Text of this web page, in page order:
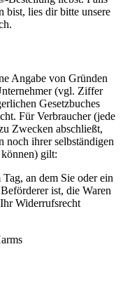
bist, lies dir bitte unsere
Angabe von Gründen
(vgl. Ziffer
Gesetzbuches
Für Verbraucher (jede
Zwecken abschließt,
noch ihrer selbständigen
gilt:
an dem Sie oder ein
ist, die Waren
Widerrufsrecht